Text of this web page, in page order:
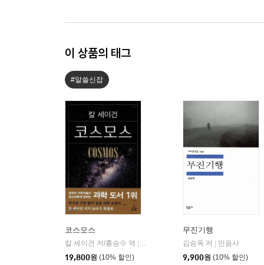
이 상품의 태그
#알쓸신잡
코스모스
칼 세이건 저/홍승수 역
사이언스북스
19,800원 (10% 할인)
무진기행
김승옥 저
민음사
9,900원 (10% 할인)